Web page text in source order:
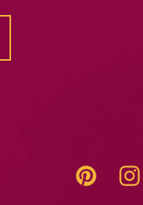
Pinterest